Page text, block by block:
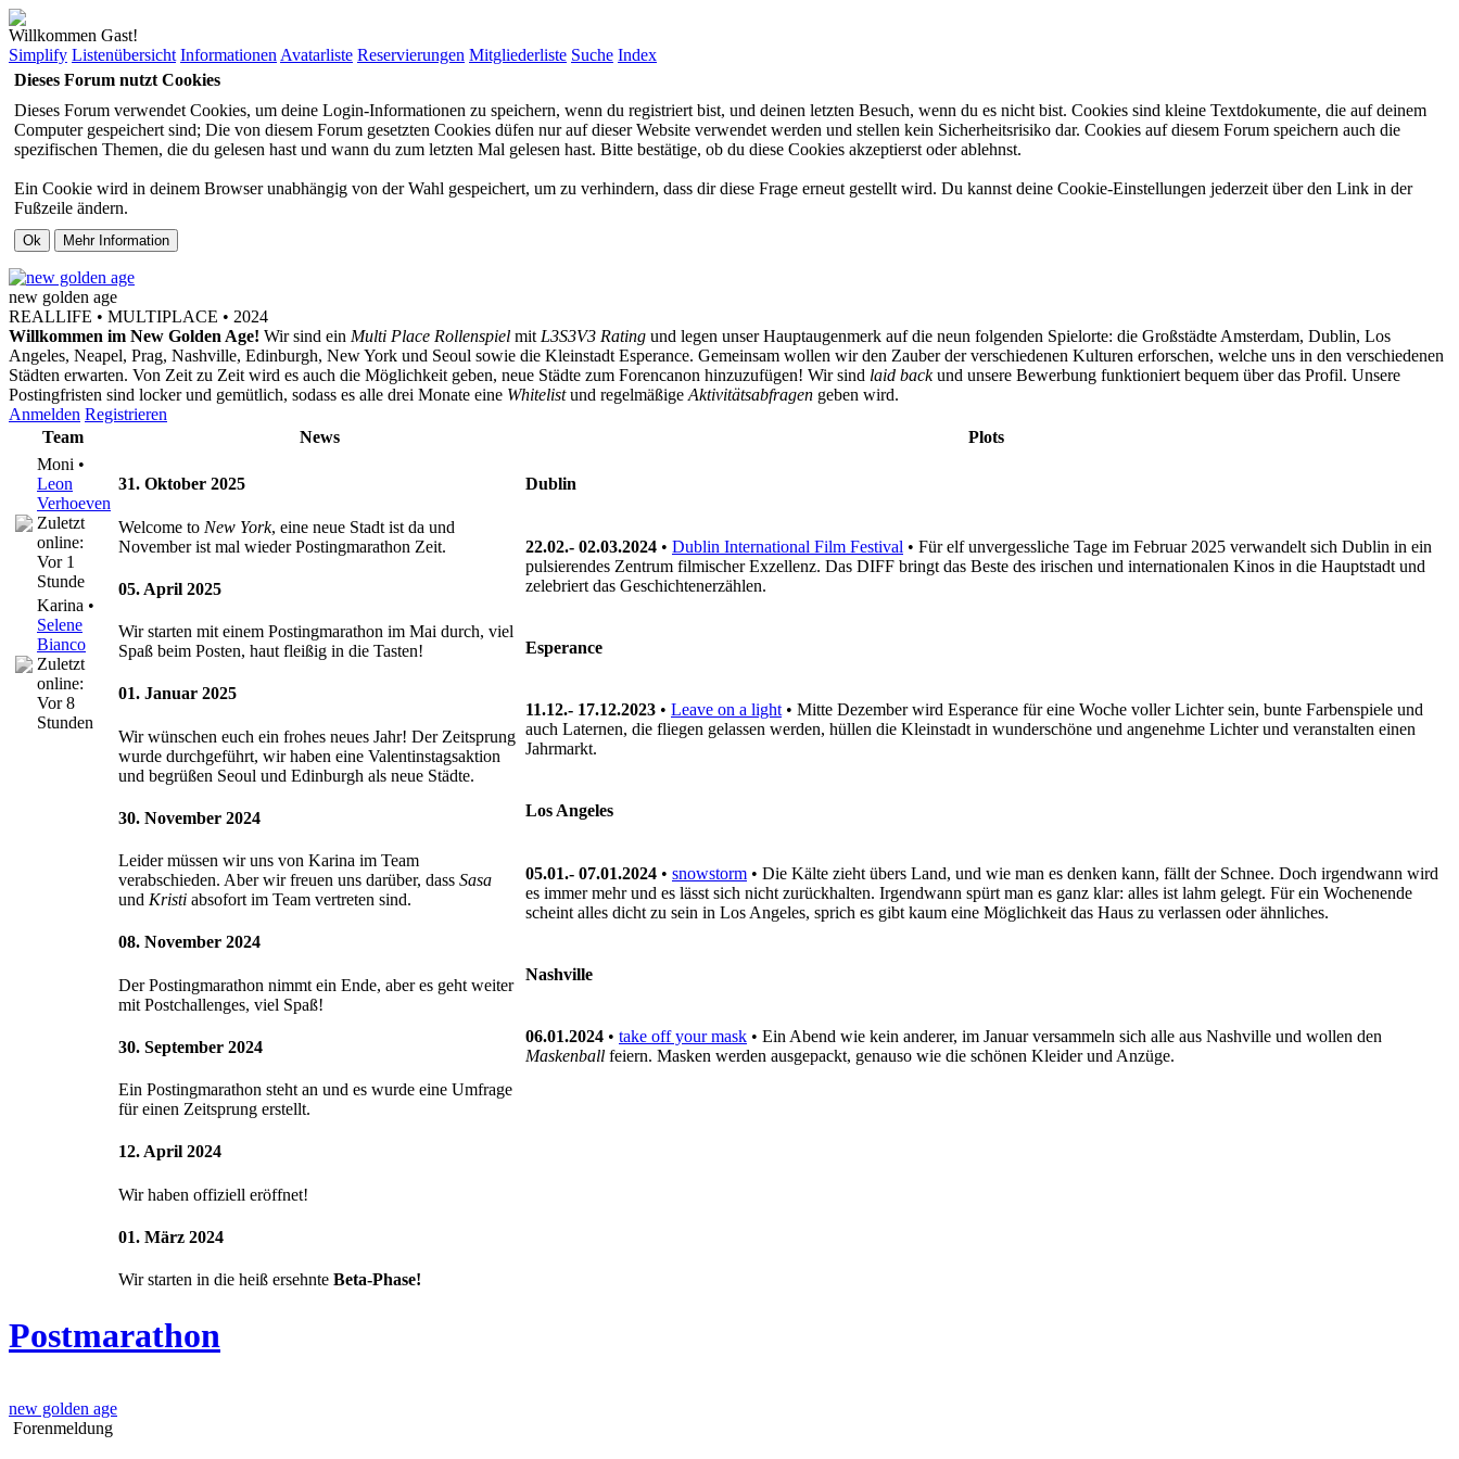
Willkommen Gast!
Simplify Listenübersicht Informationen Avatarliste Reservierungen Mitgliederliste Suche Index
Dieses Forum nutzt Cookies
Dieses Forum verwendet Cookies, um deine Login-Informationen zu speichern, wenn du registriert bist, und deinen letzten Besuch, wenn du es nicht bist. Cookies sind kleine Textdokumente, die auf deinem
Computer gespeichert sind; Die von diesem Forum gesetzten Cookies düfen nur auf dieser Website verwendet werden und stellen kein Sicherheitsrisiko dar. Cookies auf diesem Forum speichern auch die
spezifischen Themen, die du gelesen hast und wann du zum letzten Mal gelesen hast. Bitte bestätige, ob du diese Cookies akzeptierst oder ablehnst.
Ein Cookie wird in deinem Browser unabhängig von der Wahl gespeichert, um zu verhindern, dass dir diese Frage erneut gestellt wird. Du kannst deine Cookie-Einstellungen jederzeit über den Link in der
Fußzeile ändern.
new golden age
REALLIFE • MULTIPLACE • 2024
Willkommen im New Golden Age! Wir sind ein Multi Place Rollenspiel mit L3S3V3 Rating und legen unser Hauptaugenmerk auf die neun folgenden Spielorte: die Großstädte Amsterdam, Dublin, Los
Angeles, Neapel, Prag, Nashville, Edinburgh, New York und Seoul sowie die Kleinstadt Esperance. Gemeinsam wollen wir den Zauber der verschiedenen Kulturen erforschen, welche uns in den verschiedenen
Städten erwarten. Von Zeit zu Zeit wird es auch die Möglichkeit geben, neue Städte zum Forencanon hinzuzufügen! Wir sind laid backund unsere Bewerbung funktioniert bequem über das Profil. Unsere
Postingfristen sind locker und gemütlich, sodass es alle drei Monate eine Whitelistund regelmäßige Aktivitätsabfragen geben wird.
Anmelden Registrieren
Team
News
Plots
Moni •
Leon
Verhoeven
Zuletzt
online:
Vor 1
Stunde
Karina •
Selene
Bianco
Zuletzt
online:
Vor 8
Stunden
31. Oktober 2025
Welcome to New York, eine neue Stadt ist da und
November ist mal wieder Postingmarathon Zeit.
05. April 2025
Wir starten mit einem Postingmarathon im Mai durch, viel
Spaß beim Posten, haut fleißig in die Tasten!
01. Januar 2025
Wir wünschen euch ein frohes neues Jahr! Der Zeitsprung
wurde durchgeführt, wir haben eine Valentinstagsaktion
und begrüßen Seoul und Edinburgh als neue Städte.
30. November 2024
Leider müssen wir uns von Karina im Team
verabschieden. Aber wir freuen uns darüber, dass Sasa
und Kristi absofort im Team vertreten sind.
08. November 2024
Der Postingmarathon nimmt ein Ende, aber es geht weiter
mit Postchallenges, viel Spaß!
30. September 2024
Ein Postingmarathon steht an und es wurde eine Umfrage
für einen Zeitsprung erstellt.
12. April 2024
Wir haben offiziell eröffnet!
01. März 2024
Wir starten in die heiß ersehnte Beta-Phase!
Dublin
22.02.- 02.03.2024 • Dublin International Film Festival • Für elf unvergessliche Tage im Februar 2025 verwandelt sich Dublin in ein
pulsierendes Zentrum filmischer Exzellenz. Das DIFF bringt das Beste des irischen und internationalen Kinos in die Hauptstadt und
zelebriert das Geschichtenerzählen.
Esperance
11.12.- 17.12.2023 • Leave on a light • Mitte Dezember wird Esperance für eine Woche voller Lichter sein, bunte Farbenspiele und
auch Laternen, die fliegen gelassen werden, hüllen die Kleinstadt in wunderschöne und angenehme Lichter und veranstalten einen
Jahrmarkt.
Los Angeles
05.01.- 07.01.2024 • snowstorm • Die Kälte zieht übers Land, und wie man es denken kann, fällt der Schnee. Doch irgendwann wird
es immer mehr und es lässt sich nicht zurückhalten. Irgendwann spürt man es ganz klar: alles ist lahm gelegt. Für ein Wochenende
scheint alles dicht zu sein in Los Angeles, sprich es gibt kaum eine Möglichkeit das Haus zu verlassen oder ähnliches.
Nashville
06.01.2024 • take off your mask • Ein Abend wie kein anderer, im Januar versammeln sich alle aus Nashville und wollen den
Maskenball feiern. Masken werden ausgepackt, genauso wie die schönen Kleider und Anzüge.
Postmarathon
new golden age
Forenmeldung